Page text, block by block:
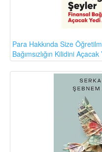
Para Hakkında Size
Bağımsızlığın Kilidini Açacak